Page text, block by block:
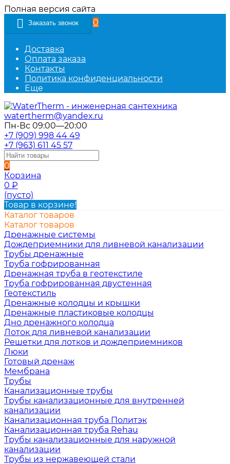
Полная версия сайта
Заказать звонок 0
Доставка
Оплата заказа
Контакты
Политика конфиденциальности
Еще
watertherm@yandex.ru
Пн-Вс 09:00—20:00
+7 (909) 998 44 49
+7 (963) 611 45 57
0
Корзина
0 ₽
(пусто)
Товар в корзине!
Каталог товаров
Каталог товаров
Дренажные системы
Дождеприемники для ливневой канализации
Трубы дренажные
Труба гофрированная
Дренажная труба в геотекстиле
Труба гофрированная двустенная
Геотекстиль
Дренажные колодцы и крышки
Дренажные пластиковые колодцы
Дно дренажного колодца
Лоток для ливневой канализации
Решетки для лотков и дождеприемников
Люки
Готовый дренаж
Мембрана
Трубы
Канализационные трубы
Трубы канализационные для внутренней
канализации
Канализационная труба Политэк
Канализационная труба Rehau
Трубы канализационные для наружной
канализации
Трубы из нержавеющей стали